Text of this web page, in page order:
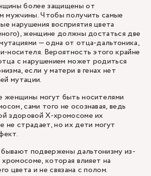
более защищены от
мужчины. Чтобы получить самые
нарушения восприятия цвета
женщине должны достаться две
— одна от отца-дальтоника,
носителя. Вероятность этого крайне
с нарушением может родиться
если у матери в генах нет
мутации.
женщины могут быть носителями
сами того не осознавая, ведь
здоровой Х-хромосоме их
не страдает, но их дети могут
подвержены дальтонизму из-
которая влияет на
цвета и не связана с полом.